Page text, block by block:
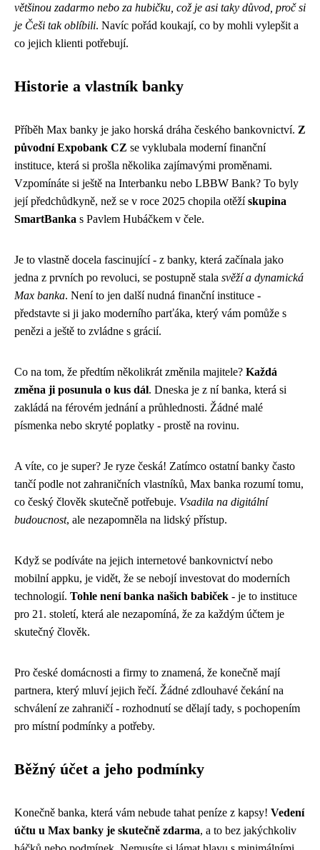
většinou zadarmo nebo za hubičku, což je asi taky důvod, proč si
je Češi tak oblíbili. Navíc pořád koukají, co by mohli vylepšit a
co jejich klienti potřebují.
Historie a vlastník banky
Příběh Max banky je jako horská dráha českého bankovnictví. Z
původní Expobank CZ se vyklubala moderní finanční
instituce, která si prošla několika zajímavými proměnami.
Vzpomínáte si ještě na Interbanku nebo LBBW Bank? To byly
její předchůdkyně, než se v roce 2025 chopila otěžískupina
SmartBanka s Pavlem Hubáčkem v čele.
Je to vlastně docela fascinující - z banky, která začínala jako
jedna z prvních po revoluci, se postupně stala svěží a dynamická
Max banka. Není to jen další nudná finanční instituce -
představte si ji jako moderního parťáka, který vám pomůže s
penězi a ještě to zvládne s grácií.
Co na tom, že předtím několikrát změnila majitele? Každá
změna ji posunula o kus dál. Dneska je z ní banka, která si
zakládá na férovém jednání a průhlednosti. Žádné malé
písmenka nebo skryté poplatky - prostě na rovinu.
A víte, co je super? Je ryze česká! Zatímco ostatní banky často
tančí podle not zahraničních vlastníků, Max banka rozumí tomu,
co český člověk skutečně potřebuje. Vsadila na digitální
budoucnost, ale nezapomněla na lidský přístup.
Když se podíváte na jejich internetové bankovnictví nebo
mobilní appku, je vidět, že se nebojí investovat do moderních
technologií. Tohle není banka našich babiček - je to instituce
pro 21. století, která ale nezapomíná, že za každým účtem je
skutečný člověk.
Pro české domácnosti a firmy to znamená, že konečně mají
partnera, který mluví jejich řečí. Žádné zdlouhavé čekání na
schválení ze zahraničí - rozhodnutí se dělají tady, s pochopením
pro místní podmínky a potřeby.
Běžný účet a jeho podmínky
Konečně banka, která vám nebude tahat peníze z kapsy! Vedení
účtu u Max banky je skutečně zdarma, a to bez jakýchkoliv